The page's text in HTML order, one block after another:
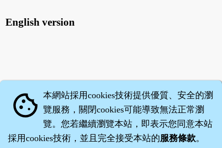
English version
cookie 本網站採用cookies技術提供優質、安全的瀏
覽服務，關閉cookies可能導致無法正常瀏
覽。您若繼續瀏覽本站，即表示您同意本站
採用cookies技術，並且完全接受本站的服務條款。